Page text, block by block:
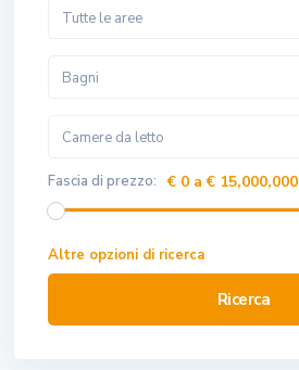
Tutte le aree
Bagni
Camere da letto
Fascia di prezzo: € 0 a € 15,000,000
Altre opzioni di ricerca
Ricerca